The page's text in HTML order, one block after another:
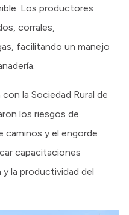
Los productores
corrales,
facilitando un manejo
la Sociedad Rural de
los riesgos de
caminos y el engorde
capacitaciones
la productividad del